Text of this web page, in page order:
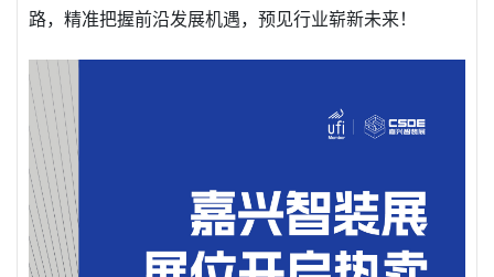
路，精准把握前沿发展机遇，预见行业崭新未来！